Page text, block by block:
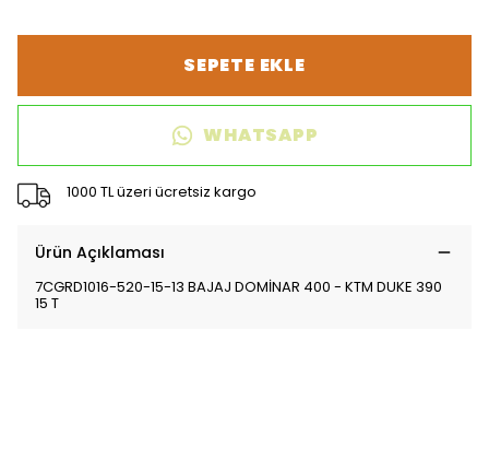
SEPETE EKLE
WHATSAPP
1000 TL üzeri ücretsiz kargo
Ürün Açıklaması
7CGRD1016-520-15-13 BAJAJ DOMİNAR 400 - KTM DUKE 390
15 T